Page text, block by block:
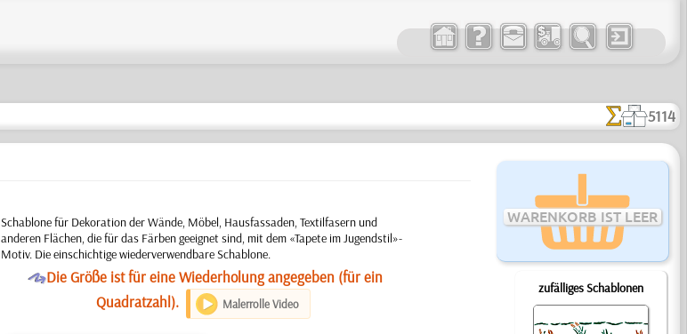
5114
WARENKORB IST LEER
zufälliges Schablonen
Schablone für Dekoration der Wände, Möbel, Hausfassaden, Textilfasern und
anderen Flächen, die für das Färben geeignet sind, mit dem «Tapete im Jugendstil»-
Motiv. Die einschichtige wiederverwendbare Schablone.
ODie Größe ist für eine Wiederholung angegeben (für ein
Quadratzahl).
Malerrolle Video